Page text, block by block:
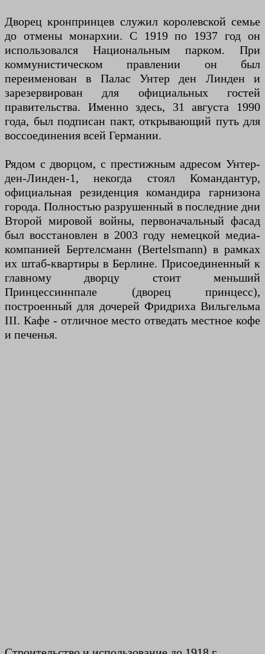
Дворец кронпринцев служил королевской семье
до отмены монархии. С 1919 по 1937 год он
использовался Национальным парком. При
коммунистическом правлении он был
переименован в Палас Унтер ден Линден и
зарезервирован для официальных гостей
правительства. Именно здесь, 31 августа 1990
года, был подписан пакт, открывающий путь для
воссоединения всей Германии.
Рядом с дворцом, с престижным адресом Унтер-
ден-Линден-1, некогда стоял Командантур,
официальная резиденция командира гарнизона
города. Полностью разрушенный в последние дни
Второй мировой войны, первоначальный фасад
был восстановлен в 2003 году немецкой медиа-
компанией Бертелсманн (Bertelsmann) в рамках
их штаб-квартиры в Берлине. Присоединенный к
главному дворцу стоит меньший
Принцессиннпале (дворец принцесс),
построенный для дочерей Фридриха Вильгельма
III. Кафе - отличное место отведать местное кофе
и печенья.